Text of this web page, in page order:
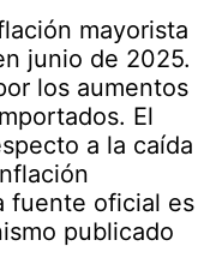
mayorista
junio de 2025.
los aumentos
El
a la caída
fuente oficial es
publicado